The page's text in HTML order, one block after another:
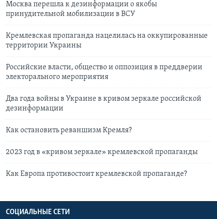
Москва перешла к дезинформации о якобы
принудительной мобилизации в ВСУ
Кремлевская пропаганда нацелилась на оккупированные
территории Украины
Российские власти, общество и оппозиция в преддверии
электорального мероприятия
Два года войны в Украине в кривом зеркале российской
дезинформации
Как остановить реваншизм Кремля?
2023 год в «кривом зеркале» кремлевской пропаганды
Как Европа противостоит кремлевской пропаганде?
СОЦИАЛЬНЫЕ СЕТИ